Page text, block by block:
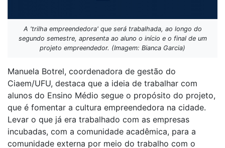
A 'trilha empreendedora' que será trabalhada, ao longo do
segundo semestre, apresenta ao aluno o início e o final de um
projeto empreendedor. (Imagem: Bianca Garcia)
Manuela Botrel, coordenadora de gestão do
Ciaem/UFU, destaca que a ideia de trabalhar com
alunos do Ensino Médio segue o propósito do projeto,
que é fomentar a cultura empreendedora na cidade.
Levar o que já era trabalhado com as empresas
incubadas, com a comunidade acadêmica, para a
comunidade externa por meio do trabalho com o